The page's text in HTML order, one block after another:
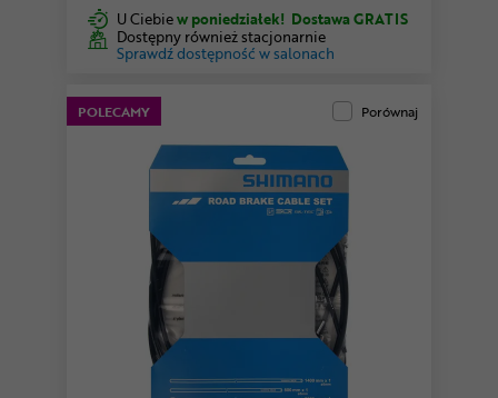
U Ciebiew poniedziałek! Dostawa GRATIS
Dostępny również stacjonarnie
Sprawdź dostępność w salonach
POLECAMY Porównaj